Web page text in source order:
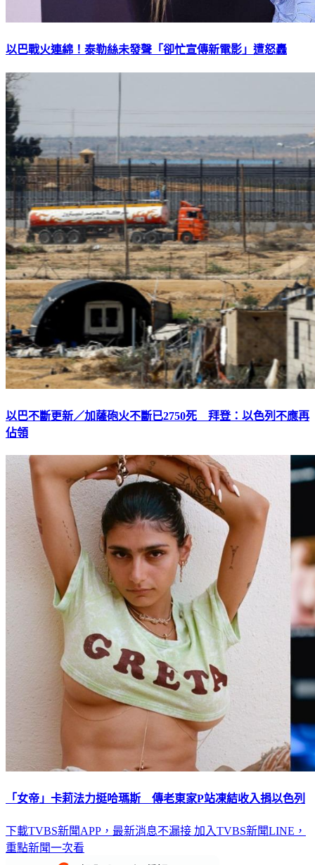
以巴戰火連綿！泰勒絲未發聲「卻忙宣傳新電影」遭怒轟
以巴不斷更新／加薩砲火不斷已2750死 拜登：以色列不應再
佔領
「女帝」卡莉法力挺哈瑪斯 傳老東家P站凍結收入捐以色列
下載TVBS新聞APP，最新消息不漏接 加入TVBS新聞LINE，
重點新聞一次看